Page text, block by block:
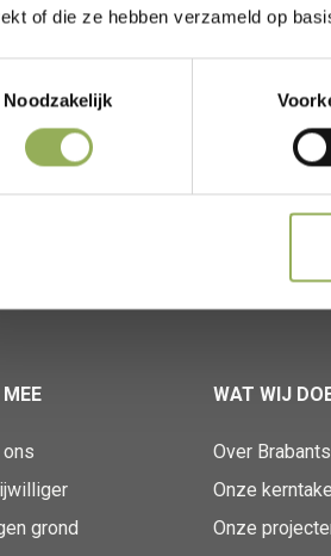
of die ze hebben verzameld op
Noodzakelijk
grond
WAT WIJ
Over
Onze
Onze